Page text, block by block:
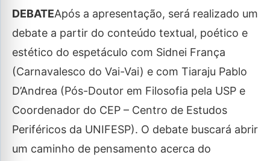
DEBATEApós a apresentação, será realizado um
debate a partir do conteúdo textual, poético e
estético do espetáculo com Sidnei França
(Carnavalesco do Vai-Vai) e com Tiaraju Pablo
D’Andrea (Pós-Doutor em Filosofia pela USP e
Coordenador do CEP – Centro de Estudos
Periféricos da UNIFESP). O debate buscará abrir
um caminho de pensamento acerca do